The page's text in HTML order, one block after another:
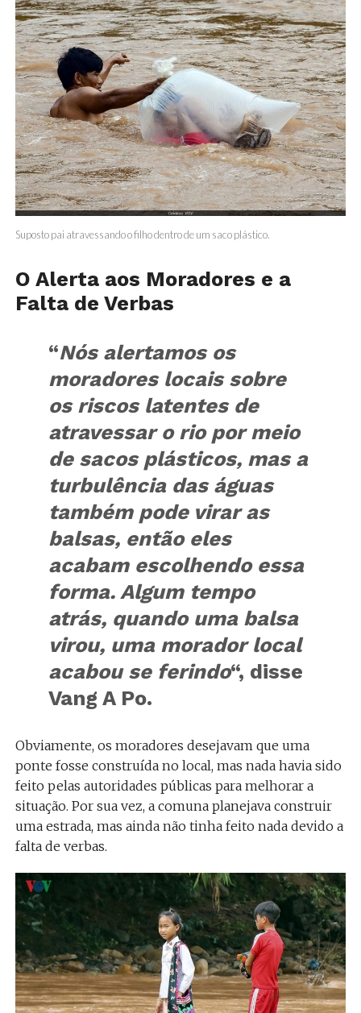
Suposto pai atravessando o filho dentro de um saco plástico.
O Alerta aos Moradores e a
Falta de Verbas
“Nós alertamos os
moradores locais sobre
os riscos latentes de
atravessar o rio por meio
de sacos plásticos, mas a
turbulência das águas
também pode virar as
balsas, então eles
acabam escolhendo essa
forma.Algum tempo
atrás, quando uma balsa
virou, uma morador local
acabou se ferindo“, disse
Vang A Po.
Obviamente, os moradores desejavam que uma
ponte fosse construída no local, mas nada havia sido
feito pelas autoridades públicas para melhorar a
situação. Por sua vez, a comuna planejava construir
uma estrada, mas ainda não tinha feito nada devido a
falta de verbas.